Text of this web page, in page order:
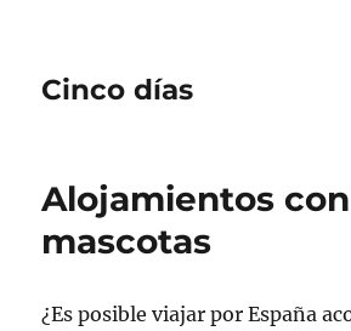
Cinco días
Alojamientos con
mascotas
¿Es posible viajar por España